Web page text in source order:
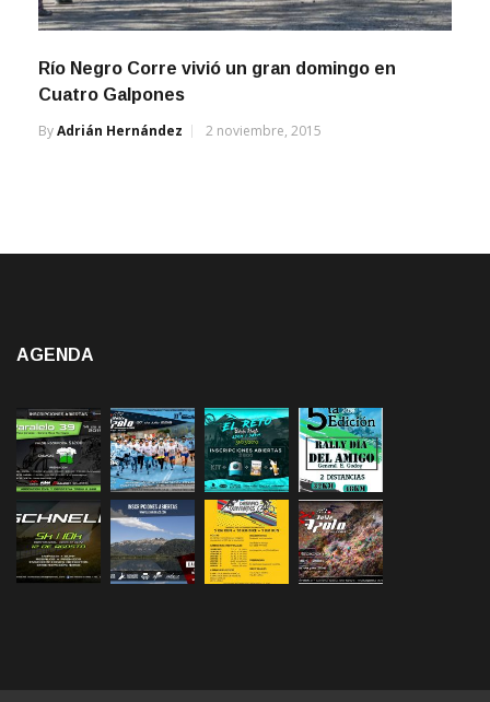
Río Negro Corre vivió un gran domingo en
Cuatro Galpones
ByAdrián Hernández 2 noviembre, 2015
AGENDA